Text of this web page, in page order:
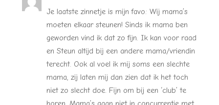
Je laatste zinnetje is mijn favo: Wij mama’s
moeten elkaar steunen! Sinds ik mama ben
geworden vind ik dat zo fijn. Ik kan voor raad
en Steun altijd bij een andere mama/vriendin
terecht. Ook al voel ik mij soms een slechte
mama, zij laten mij dan zien dat ik het toch
niet zo slecht doe. Fijn om bij een ‘club’ te